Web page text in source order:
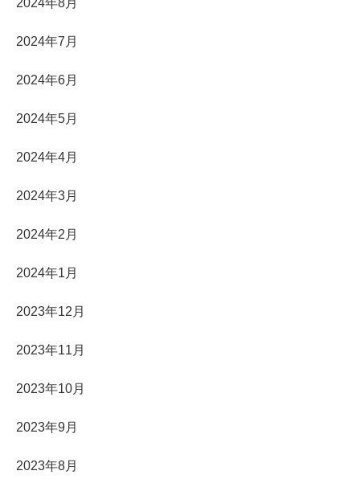
2024年8月
2024年7月
2024年6月
2024年5月
2024年4月
2024年3月
2024年2月
2024年1月
2023年12月
2023年11月
2023年10月
2023年9月
2023年8月